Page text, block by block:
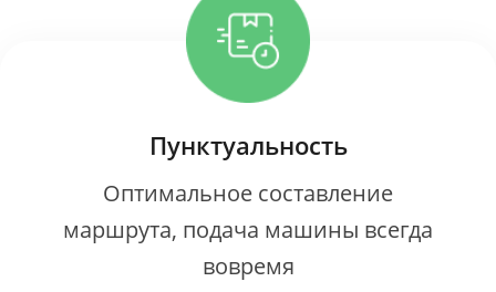
Пунктуальность
Оптимальное составление
маршрута, подача машины всегда
вовремя